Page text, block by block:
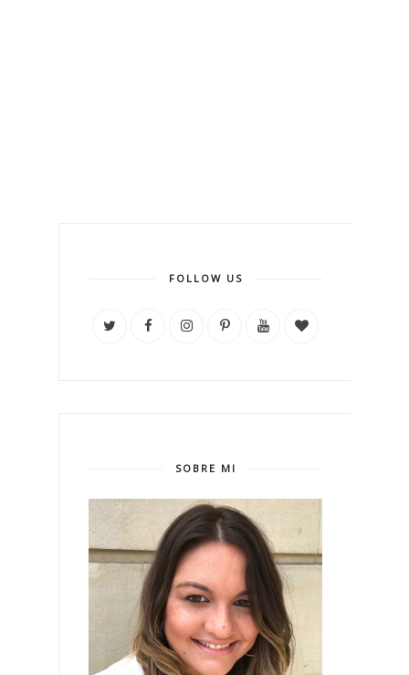
FOLLOW US
SOBRE MI